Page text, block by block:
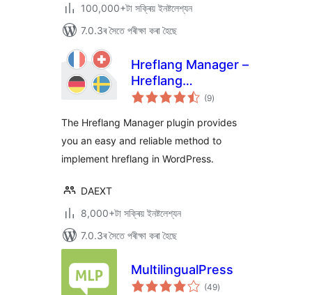
100,000+টা সক্ৰিয় ইনষ্টলেশ্যন
7.0.3ৰ সৈতে পৰীক্ষা কৰা হৈছে
Hreflang Manager –
Hreflang
Implementation for
(9টা
মুঠ)
The Hreflang Manager plugin provides
you an easy and reliable method to
implement hreflang in WordPress.
DAEXT
8,000+টা সক্ৰিয় ইনষ্টলেশ্যন
7.0.3ৰ সৈতে পৰীক্ষা কৰা হৈছে
MultilingualPress
(49টা
মুঠ)